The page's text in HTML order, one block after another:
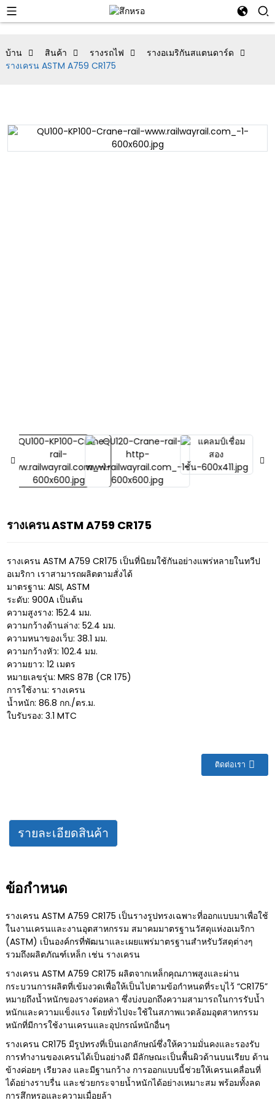
บ้าน สินค้า รางรถไฟ
รางอเมริกันสแตนดาร์ด
รางเครน ASTM A759 CR175
รางเครน ASTM A759 CR175
รางเครน ASTM A759 CR175 เป็นที่นิยมใช้กันอย่างแพร่หลายในทวีป
อเมริกา เราสามารถผลิตตามสั่งได้
มาตรฐาน: AISI, ASTM
ระดับ: 900A เป็นต้น
ความสูงราง: 152.4 มม.
ความกว้างด้านล่าง: 52.4 มม.
ความหนาของเว็บ: 38.1 มม.
ความกว้างหัว: 102.4 มม.
ความยาว: 12 เมตร
หมายเลขรุ่น: MRS 87B (CR 175)
การใช้งาน: รางเครน
น้ำหนัก: 86.8 กก./ตร.ม.
ใบรับรอง: 3.1 MTC
ติดต่อเรา
รายละเอียดสินค้า
ข้อกำหนด
รางเครน ASTM A759 CR175 เป็นรางรูปทรงเฉพาะที่ออกแบบมาเพื่อใช้
ในงานเครนและงานอุตสาหกรรม สมาคมมาตรฐานวัสดุแห่งอเมริกา
(ASTM) เป็นองค์กรที่พัฒนาและเผยแพร่มาตรฐานสำหรับวัสดุต่างๆ
รวมถึงผลิตภัณฑ์เหล็ก เช่น รางเครน
รางเครน ASTM A759 CR175 ผลิตจากเหล็กคุณภาพสูงและผ่าน
กระบวนการผลิตที่เข้มงวดเพื่อให้เป็นไปตามข้อกำหนดที่ระบุไว้ “CR175”
หมายถึงน้ำหนักของรางต่อหลา ซึ่งบ่งบอกถึงความสามารถในการรับน้ำ
หนักและความแข็งแรง โดยทั่วไปจะใช้ในสภาพแวดล้อมอุตสาหกรรม
หนักที่มีการใช้งานเครนและอุปกรณ์หนักอื่นๆ
รางเครน CR175 มีรูปทรงที่เป็นเอกลักษณ์ซึ่งให้ความมั่นคงและรองรับ
การทำงานของเครนได้เป็นอย่างดี มีลักษณะเป็นพื้นผิวด้านบนเรียบ ด้าน
ข้างค่อยๆ เรียวลง และมีฐานกว้าง การออกแบบนี้ช่วยให้เครนเคลื่อนที่
ได้อย่างราบรื่น และช่วยกระจายน้ำหนักได้อย่างเหมาะสม พร้อมทั้งลด
การสึกหรอและความเมื่อยล้า